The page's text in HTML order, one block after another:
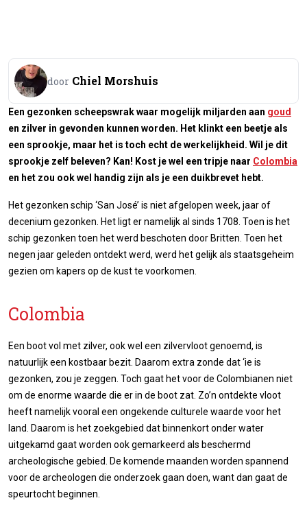
door Chiel Morshuis
Een gezonken scheepswrak waar mogelijk miljarden aan goud
en zilver in gevonden kunnen worden. Het klinkt een beetje als
een sprookje, maar het is toch echt de werkelijkheid. Wil je dit
sprookje zelf beleven? Kan! Kost je wel een tripje naar Colombia
en het zou ook wel handig zijn als je een duikbrevet hebt.
Het gezonken schip ‘San José’ is niet afgelopen week, jaar of
decenium gezonken. Het ligt er namelijk al sinds 1708. Toen is het
schip gezonken toen het werd beschoten door Britten. Toen het
negen jaar geleden ontdekt werd, werd het gelijk als staatsgeheim
gezien om kapers op de kust te voorkomen.
Colombia
Een boot vol met zilver, ook wel een zilvervloot genoemd, is
natuurlijk een kostbaar bezit. Daarom extra zonde dat ‘ie is
gezonken, zou je zeggen. Toch gaat het voor de Colombianen niet
om de enorme waarde die er in de boot zat. Zo’n ontdekte vloot
heeft namelijk vooral een ongekende culturele waarde voor het
land. Daarom is het zoekgebied dat binnenkort onder water
uitgekamd gaat worden ook gemarkeerd als beschermd
archeologische gebied. De komende maanden worden spannend
voor de archeologen die onderzoek gaan doen, want dan gaat de
speurtocht beginnen.